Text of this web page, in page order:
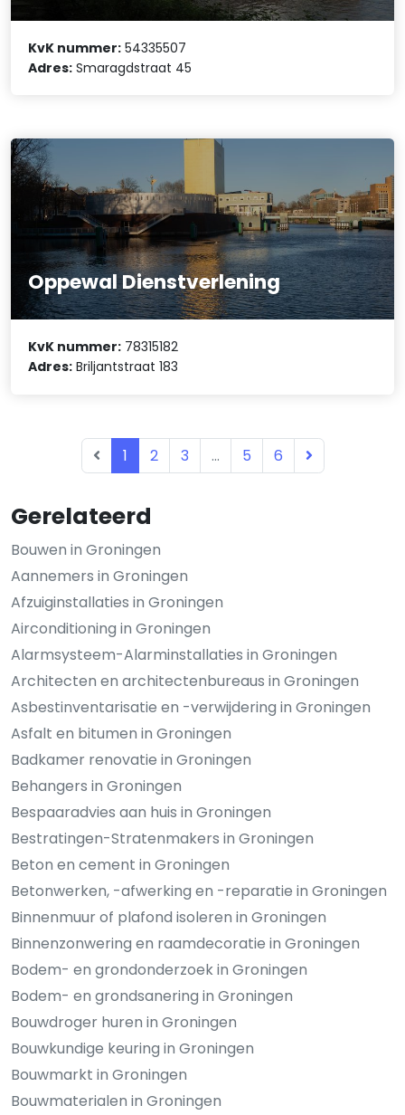
Gerelateerd
Bouwen in Groningen
Aannemers in Groningen
Afzuiginstallaties in Groningen
Airconditioning in Groningen
Alarmsysteem-Alarminstallaties in Groningen
Architecten en architectenbureaus in Groningen
Asbestinventarisatie en -verwijdering in Groningen
Asfalt en bitumen in Groningen
Badkamer renovatie in Groningen
Behangers in Groningen
Bespaaradvies aan huis in Groningen
Bestratingen-Stratenmakers in Groningen
Beton en cement in Groningen
Betonwerken, -afwerking en -reparatie in Groningen
Binnenmuur of plafond isoleren in Groningen
Binnenzonwering en raamdecoratie in Groningen
Bodem- en grondonderzoek in Groningen
Bodem- en grondsanering in Groningen
Bouwdroger huren in Groningen
Bouwkundige keuring in Groningen
Bouwmarkt in Groningen
Bouwmaterialen in Groningen
KvK nummer: 54335507
Adres: Smaragdstraat 45
Oppewal Dienstverlening
KvK nummer: 78315182
Adres: Briljantstraat 183
1 2 3 ... 5 6